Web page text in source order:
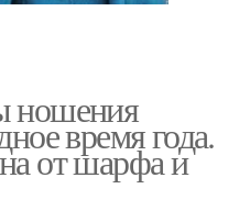
ношения
время года.
от шарфа и